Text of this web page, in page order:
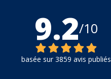
9.2/10
basée sur 3859 avis publiés